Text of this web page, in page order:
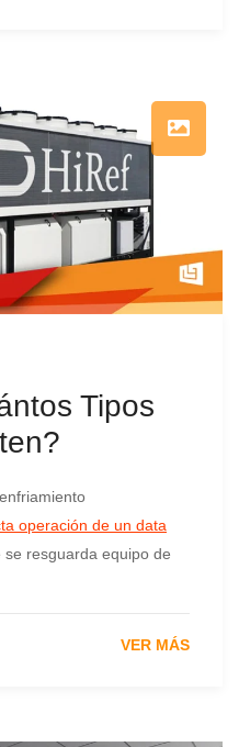
Tipos
operación de un data
resguarda equipo de
VER MÁS